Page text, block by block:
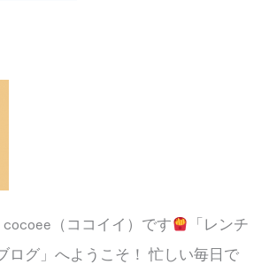
（ココイイ）です
「レンチ
ログ」へようこそ！ 忙しい毎日で